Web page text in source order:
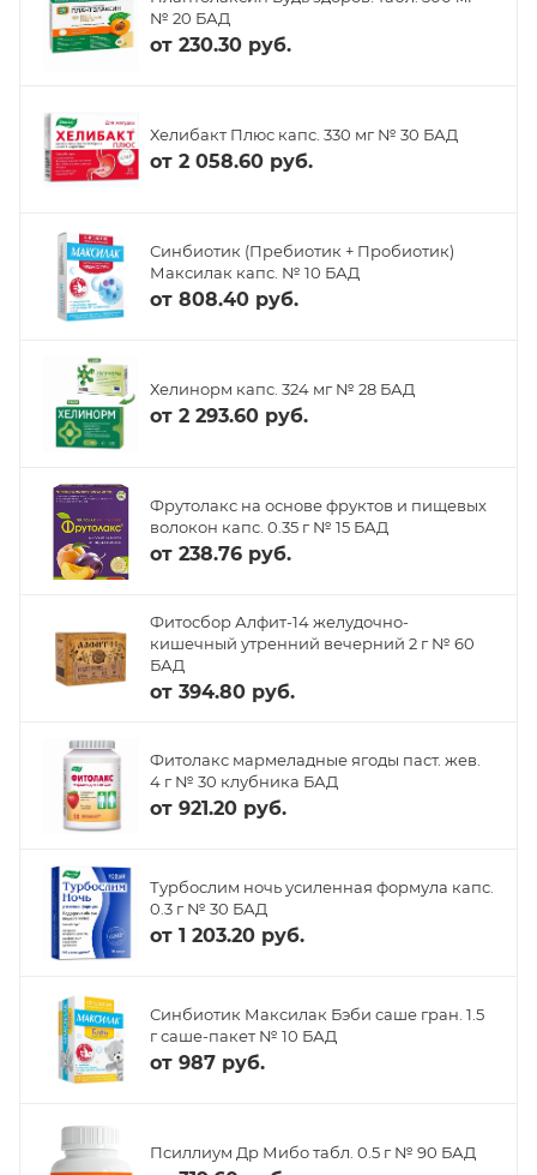
№ 20 БАД
от 230.30 руб.
Хелибакт Плюс капс. 330 мг № 30 БАД
от 2 058.60 руб.
Синбиотик (Пребиотик + Пробиотик)
Максилак капс. № 10 БАД
от 808.40 руб.
Хелинорм капс. 324 мг № 28 БАД
от 2 293.60 руб.
Фрутолакс на основе фруктов и пищевых
волокон капс. 0.35 г № 15 БАД
от 238.76 руб.
Фитосбор Алфит-14 желудочно-
кишечный утренний вечерний 2 г № 60
БАД
от 394.80 руб.
Фитолакс мармеладные ягоды паст. жев.
4 г № 30 клубника БАД
от 921.20 руб.
Турбослим ночь усиленная формула капс.
0.3 г № 30 БАД
от 1 203.20 руб.
Синбиотик Максилак Бэби саше гран. 1.5
г саше-пакет № 10 БАД
от 987 руб.
Псиллиум Др Мибо табл. 0.5 г № 90 БАД